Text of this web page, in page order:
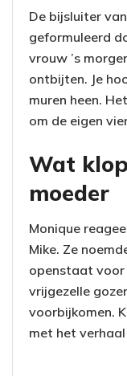
De bijsluiter
geformuleerd
vrouw ’s
ontbijten. Je
muren heen.
om de eigen
Wat
moeder
Monique
Mike. Ze
openstaat voor
vrijgezelle
voorbijkomen.
met het